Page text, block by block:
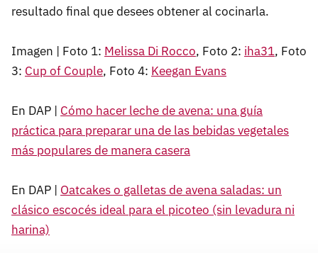
resultado final que desees obtener al cocinarla.
Imagen | Foto 1: Melissa Di Rocco, Foto 2: iha31, Foto
3: Cup of Couple, Foto 4: Keegan Evans
En DAP | Cómo hacer leche de avena: una guía
práctica para preparar una de las bebidas vegetales
más populares de manera casera
En DAP | Oatcakes o galletas de avena saladas: un
clásico escocés ideal para el picoteo (sin levadura ni
harina)